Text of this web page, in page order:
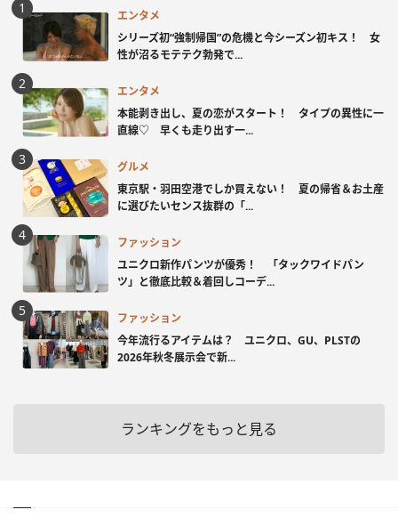
エンタメ
シリーズ初“強制帰国”の危機と今シーズン初キス！ 女
性が沼るモテテク勃発で...
エンタメ
本能剥き出し、夏の恋がスタート！ タイプの異性に一
直線♡ 早くも走り出す一...
グルメ
東京駅・羽田空港でしか買えない！ 夏の帰省＆お土産
に選びたいセンス抜群の「...
ファッション
ユニクロ新作パンツが優秀！ 「タックワイドパン
ツ」と徹底比較＆着回しコーデ...
ファッション
今年流行るアイテムは？ ユニクロ、GU、PLSTの
2026年秋冬展示会で新...
ランキングをもっと見る